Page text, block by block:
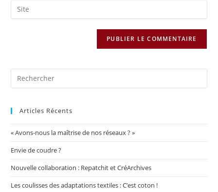
Articles Récents
« Avons-nous la maîtrise de nos réseaux ? »
Envie de coudre ?
Nouvelle collaboration : Repatchit et CréArchives
Les coulisses des adaptations textiles : C’est coton !